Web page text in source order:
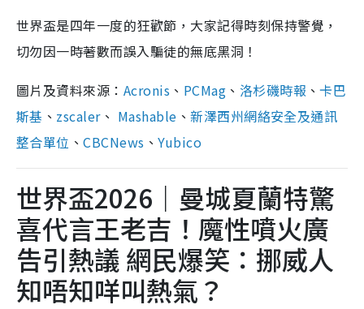
世界盃是四年一度的狂歡節，大家記得時刻保持警覺，
切勿因一時著數而誤入騙徒的無底黑洞！
圖片及資料來源： Acronis 、 PCMag 、 洛杉磯時報 、卡巴
斯基 、 zscaler、 Mashable 、新澤西州網絡安全及通訊
整合單位 、CBCNews 、Yubico
世界盃2026｜曼城夏蘭特驚
喜代言王老吉！魔性噴火廣
告引熱議 網民爆笑：挪威人
知唔知咩叫熱氣？